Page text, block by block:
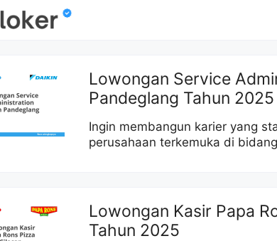
Lowongan Service
Pandeglang Tahun 2025
Ingin membangun karier yang
perusahaan terkemuka di
Lowongan Kasir Papa
Tahun 2025